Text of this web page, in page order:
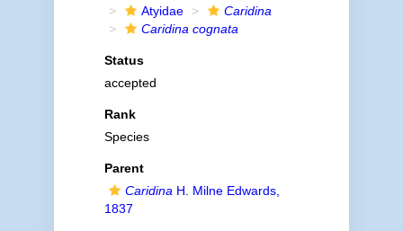
Atyidae
Caridina
Caridina cognata
Status
accepted
Rank
Species
Parent
Caridina H. Milne Edwards,
1837